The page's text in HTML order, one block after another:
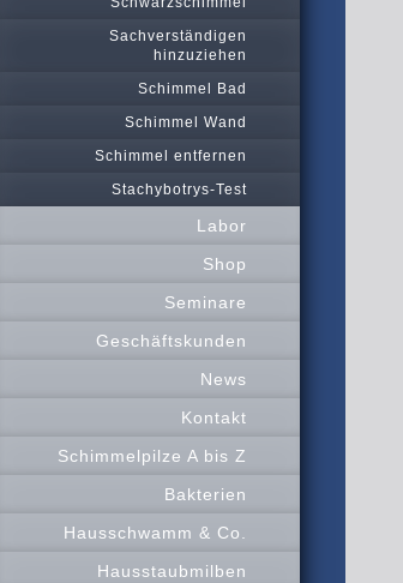
Sachverständigen
hinzuziehen
Schimmel Bad
Schimmel Wand
Schimmel entfernen
Stachybotrys-Test
Labor
Shop
Seminare
Geschäftskunden
News
Kontakt
Schimmelpilze A bis Z
Bakterien
Hausschwamm & Co.
Hausstaubmilben